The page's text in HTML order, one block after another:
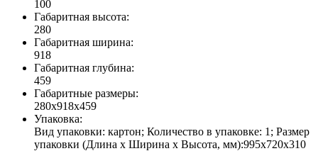
100
Габаритная высота:
280
Габаритная ширина:
918
Габаритная глубина:
459
Габаритные размеры:
280x918x459
Упаковка:
Вид упаковки: картон; Количество в упаковке: 1; Размер
упаковки (Длина х Ширина х Высота, мм):995х720х310